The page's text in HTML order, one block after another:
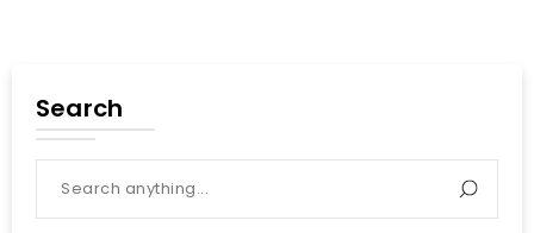
Search